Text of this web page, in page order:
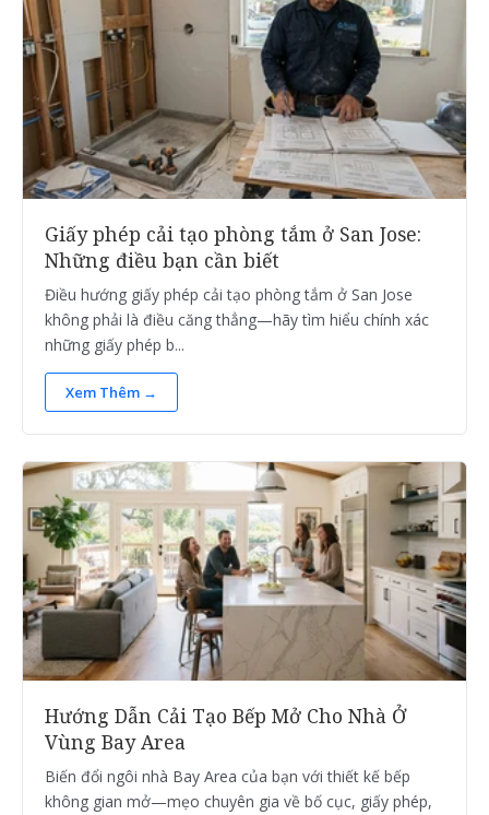
Giấy phép cải tạo phòng tắm ở San Jose:
Những điều bạn cần biết
Điều hướng giấy phép cải tạo phòng tắm ở San Jose
không phải là điều căng thẳng—hãy tìm hiểu chính xác
những giấy phép b...
Xem Thêm →
Hướng Dẫn Cải Tạo Bếp Mở Cho Nhà Ở
Vùng Bay Area
Biến đổi ngôi nhà Bay Area của bạn với thiết kế bếp
không gian mở—mẹo chuyên gia về bố cục, giấy phép,